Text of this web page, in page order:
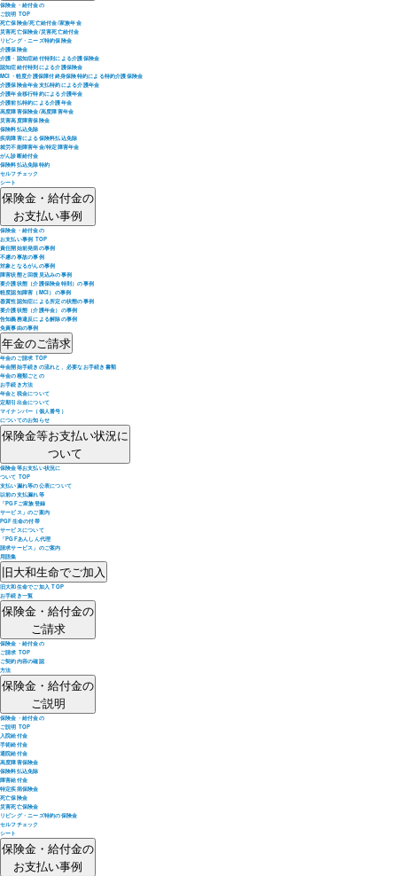
保険金・給付金の
ご説明 TOP
死亡保険金/死亡給付金/家族年金
災害死亡保険金/災害死亡給付金
リビング・ニーズ特約保険金
介護保険金
介護・認知症給付特則による介護保険金
認知症給付特則による介護保険金
MCI・軽度介護保障付終身保険特約による特約介護保険金
介護保険金年金支払特約による介護年金
介護年金移行特約による介護年金
介護前払特約による介護年金
高度障害保険金/高度障害年金
災害高度障害保険金
保険料払込免除
疾病障害による保険料払込免除
就労不能障害年金/特定障害年金
がん診断給付金
保険料払込免除特約
セルフチェック
シート
保険金・給付金の
お支払い事例
保険金・給付金の
お支払い事例 TOP
責任開始前発病の事例
不慮の事故の事例
対象となるがんの事例
障害状態と回復見込みの事例
要介護状態（介護保険金特則）の事例
軽度認知障害（MCI）の事例
器質性認知症による所定の状態の事例
要介護状態（介護年金）の事例
告知義務違反による解除の事例
免責事由の事例
年金のご請求
年金のご請求 TOP
年金開始手続きの流れと、必要なお手続き書類
年金の種類ごとの
お手続き方法
年金と税金について
定期引出金について
マイナンバー（個人番号）
についてのお知らせ
保険金等お支払い状況に
ついて
保険金等お支払い状況に
ついて TOP
支払い漏れ等の公表について
以前の支払漏れ等
「PGFご家族登録
サービス」のご案内
PGF生命の付帯
サービスについて
「PGFあんしん代理
請求サービス」のご案内
用語集
旧大和生命でご加入
旧大和生命でご加入 TOP
お手続き一覧
保険金・給付金の
ご請求
保険金・給付金の
ご請求 TOP
ご契約内容の確認
方法
保険金・給付金の
ご説明
保険金・給付金の
ご説明 TOP
入院給付金
手術給付金
通院給付金
高度障害保険金
保険料払込免除
障害給付金
特定疾病保険金
死亡保険金
災害死亡保険金
リビング・ニーズ特約の保険金
セルフチェック
シート
保険金・給付金の
お支払い事例